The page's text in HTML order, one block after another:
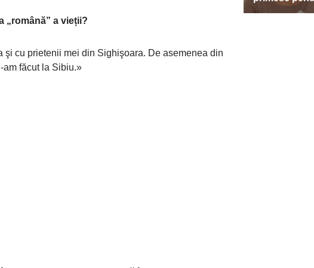
„română” a vieții?
şi cu prietenii mei din Sighişoara. De asemenea din
am făcut la Sibiu.»